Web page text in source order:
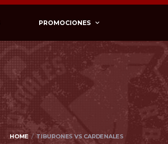
PROMOCIONES
HOME TIBURONES VS CARDENALES